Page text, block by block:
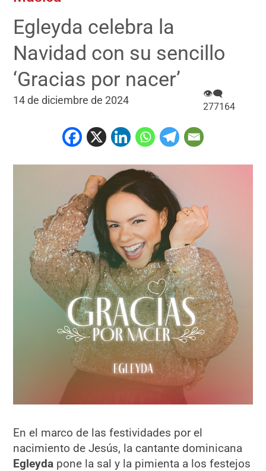
Egleyda celebra la
Navidad con su sencillo
‘Gracias por nacer’
14 de diciembre de 2024
👁‍🗨
277164
En el marco de las festividades por el
nacimiento de Jesús, la cantante dominicana
Egleyda pone la sal y la pimienta a los festejos